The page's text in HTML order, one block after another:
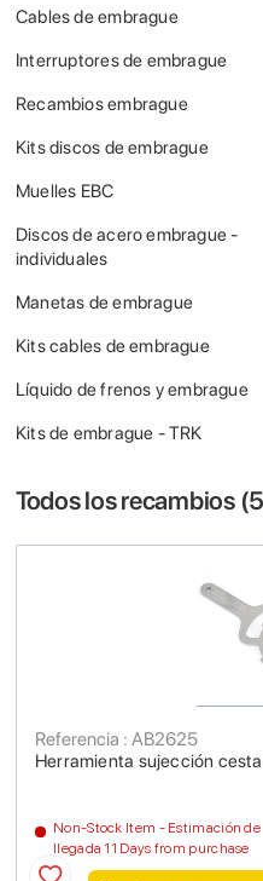
Cables de embrague
Interruptores de embrague
Recambios embrague
Kits discos de embrague
Muelles EBC
Discos de acero embrague -
individuales
Manetas de embrague
Kits cables de embrague
Líquido de frenos y embrague
Kits de embrague - TRK
Todos los recambios (
Herramienta sujección
Referencia : AB2625
Non-Stock Item - Estimación de
llegada 11 Days from purchase